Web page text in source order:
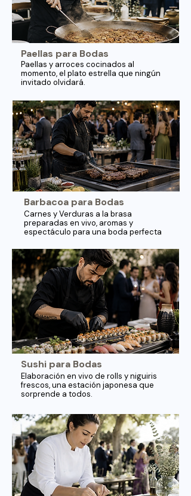
Paellas para Bodas
Paellas y arroces cocinados al
momento, el plato estrella que ningún
invitado olvidará.
Barbacoa para Bodas
Carnes y Verduras a la brasa
preparadas en vivo, aromas y
espectáculo para una boda perfecta
Sushi para Bodas
Elaboración en vivo de rolls y niguiris
frescos, una estación japonesa que
sorprende a todos.